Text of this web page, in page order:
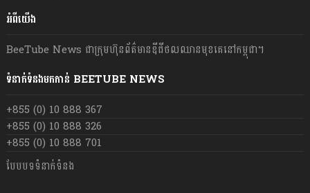
អំពីយើង
BeeTube News ជា​ក្រុមហ៊ុន​ព័ត៌មាន​ឌីជីថលឈាន​មុខ​គេ​នៅ​កម្ពុជា។
ទំនាក់ទំនងមកកាន់ BEETUBE NEWS
+855 (0) 10 888 367
+855 (0) 10 888 326
+855 (0) 10 888 701
បែបបទទំនាក់ទំនង